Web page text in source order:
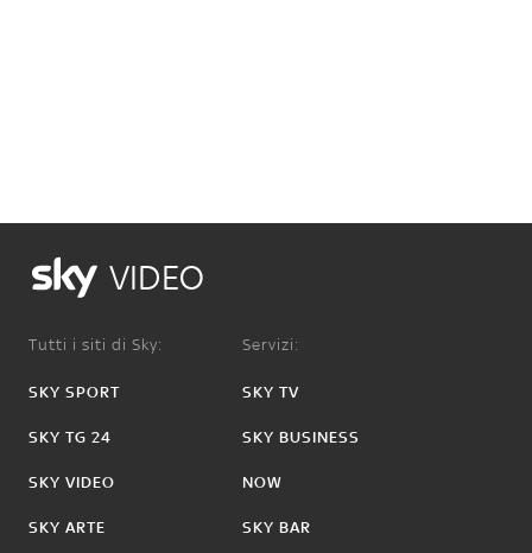
VIDEO
Tutti i siti di Sky:
SKY SPORT
SKY TG 24
SKY VIDEO
SKY ARTE
Servizi:
SKY TV
SKY BUSINESS
NOW
SKY BAR